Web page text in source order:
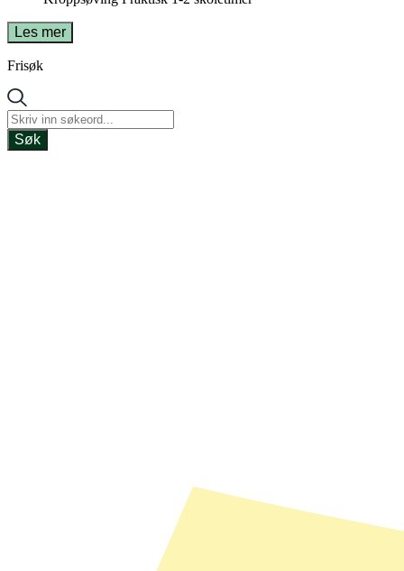
Les mer
Frisøk
Søk